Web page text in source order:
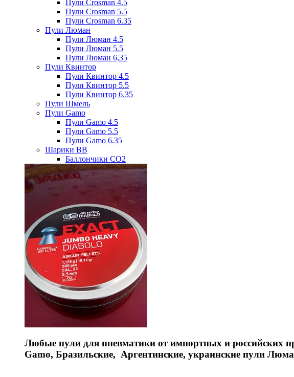
Пули Crosman 4.5
Пули Crosman 5.5
Пули Crosman 6.35
Пули Люман
Пули Люман 4.5
Пули Люман 5.5
Пули Люман 6,35
Пули Квинтор
Пули Квинтор 4.5
Пули Квинтор 5.5
Пули Квинтор 6.35
Пули Шмель
Пули Gamo
Пули Gamo 4.5
Пули Gamo 5.5
Пули Gamo 6.35
Шарики BB
Баллончики CO2
Любые пули для пневматики от импортных и российских
Gamo, Бразильские, Аргентинские, украинские пули